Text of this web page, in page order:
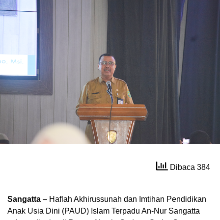
Dibaca 384
Sangatta – Haflah Akhirussunah dan Imtihan Pendidikan
Anak Usia Dini (PAUD) Islam Terpadu An-Nur Sangatta